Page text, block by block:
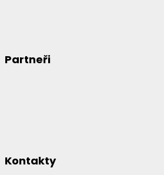
Partneři
Kontakty